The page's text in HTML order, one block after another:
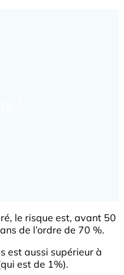
le risque est, avant 50
de l’ordre de 70 %.
est aussi supérieur à
est de 1%).